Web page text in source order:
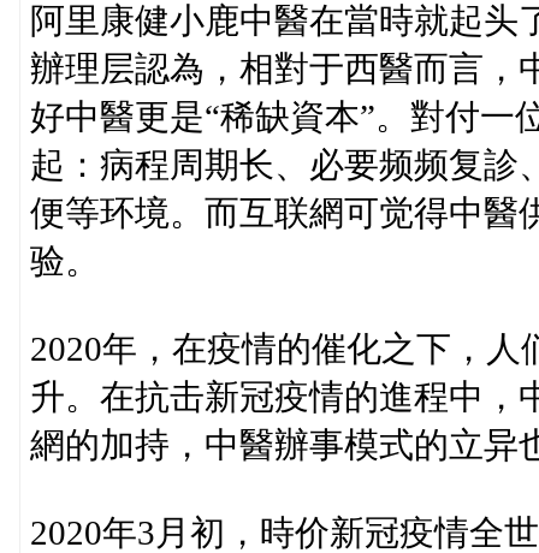
阿里康健小鹿中醫在當時就起头
辦理层認為，相對于西醫而言，
好中醫更是“稀缺資本”。對付一
起：病程周期长、必要频频复診
便等环境。而互联網可觉得中醫
验。
2020年，在疫情的催化之下，
升。在抗击新冠疫情的進程中，
網的加持，中醫辦事模式的立异
2020年3月初，時价新冠疫情全